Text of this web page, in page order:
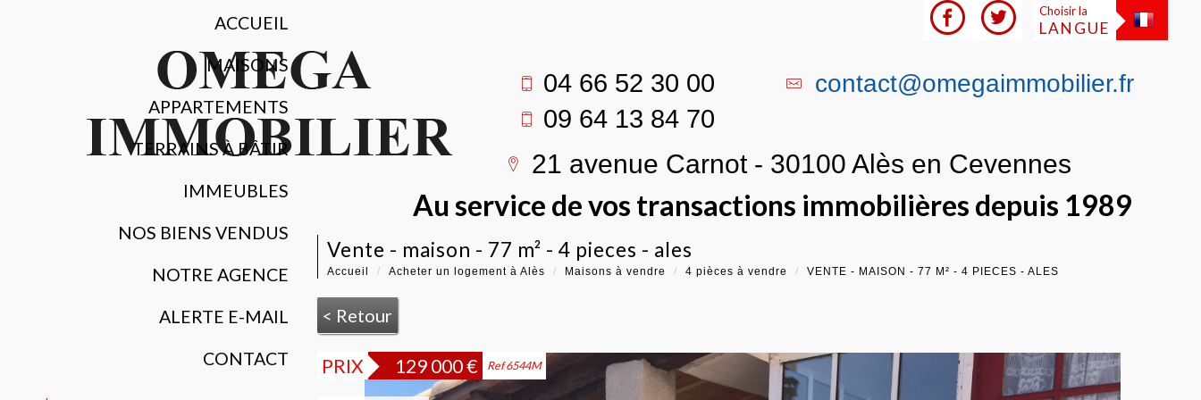
Choisir la
LANGUE
04 66 52 30 00
09 64 13 84 70
contact@omegaimmobilier.fr
21 avenue Carnot - 30100 Alès en Cevennes
Au service de vos transactions immobilières depuis 1989
ACCUEIL
MAISONS
APPARTEMENTS
TERRAINS À BÂTIR
IMMEUBLES
NOS BIENS VENDUS
NOTRE AGENCE
ALERTE E-MAIL
CONTACT
vente - maison - 77 m² - 4 pieces - ales
Accueil Acheter un logement à Alès Maisons à vendre 4 pièces à vendre VENTE - MAISON - 77 M² - 4 PIECES - ALES
< Retour
PRIX 129 000€ Ref 6544M